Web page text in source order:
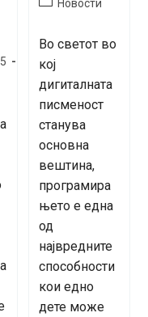
Новости
Во светот во
кој
дигиталната
писменост
станува
основна
вештина,
програмира
њето е една
од
највредните
способности
кои едно
дете може